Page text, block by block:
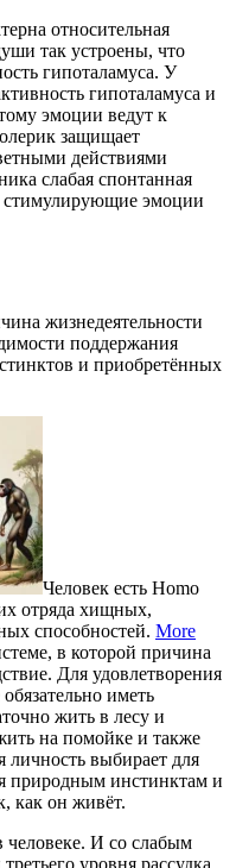
относительная
так устроены, что
гипоталамуса. У
гипоталамуса и
эмоции ведут к
защищает
действиями
слабая спонтанная
стимулирующие эмоции
жизнедеятельности
поддержания
и приобретённых
Человек есть Homo
отряда хищных,
способностей. More
в которой причина
Для удовлетворения
иметь
жить в лесу и
на помойке и также
личность выбирает для
природным инстинктам и
как он живёт.
человеке. И со слабым